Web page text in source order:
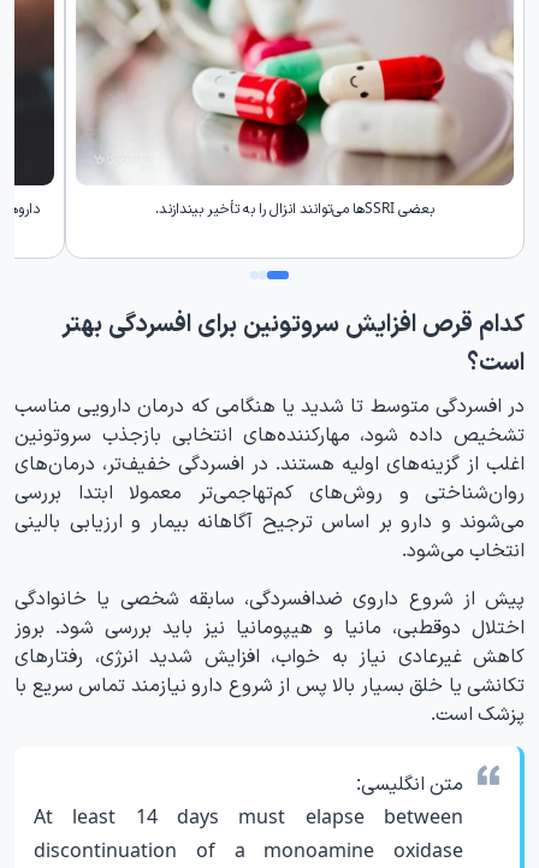
بعضی SSRIها می‌توانند انزال را به تأخیر بیندازند.
کدام قرص افزایش سروتونین برای افسردگی بهتر
است؟
در افسردگی متوسط تا شدید یا هنگامی که درمان دارویی مناسب
تشخیص داده شود، مهارکننده‌های انتخابی بازجذب سروتونین
اغلب از گزینه‌های اولیه هستند. در افسردگی خفیف‌تر، درمان‌های
روان‌شناختی و روش‌های کم‌تهاجمی‌تر معمولا ابتدا بررسی
می‌شوند و دارو بر اساس ترجیح آگاهانه بیمار و ارزیابی بالینی
انتخاب می‌شود.
پیش از شروع داروی ضدافسردگی، سابقه شخصی یا خانوادگی
اختلال دوقطبی، مانیا و هیپومانیا نیز باید بررسی شود. بروز
کاهش غیرعادی نیاز به خواب، افزایش شدید انرژی، رفتارهای
تکانشی یا خلق بسیار بالا پس از شروع دارو نیازمند تماس سریع با
پزشک است.
متن انگلیسی:
At least 14 days must elapse between
discontinuation of a monoamine oxidase